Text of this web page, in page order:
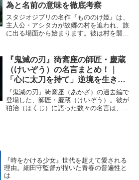
為と名前の意味を徹底考察
スタジオジブリの名作『もののけ姫』は、
主人公・アシタカが故郷の村を追われ、旅
に出る場面から始まります。彼は村を襲っ
し、この旅立ちは、単なる冒険の始まりで
はありません。...
『鬼滅の刃』猗窩座の師匠・慶蔵
（けいぞう）の名言まとめ！｜
「心に太刀を持て」逆境を生き抜
く教え
『鬼滅の刃』猗窩座（あかざ）の過去編で
登場した、師匠・慶蔵（けいぞう）。彼が
狛治（はくじ）に語った数々の名言は、逆
『時をかける少女』世代を超えて愛される
理由。細田守監督が描いた青春の普遍性と
は